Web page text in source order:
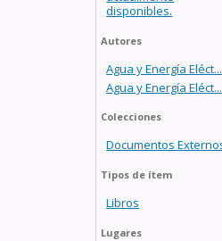
disponibles.
Autores
Agua y Energía Eléct...
Agua y Energía Eléct...
Colecciones
Documentos
Tipos de ítem
Libros
Lugares